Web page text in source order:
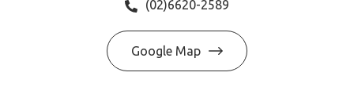
(02)6620-2589
Google Map